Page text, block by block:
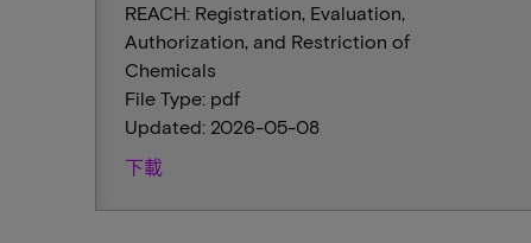
REACH: Registration, Evaluation,
Authorization, and Restriction of
Chemicals
File Type: pdf
Updated: 2026-05-08
下載